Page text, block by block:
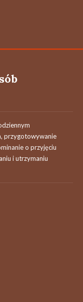
przygotowywanie
o przyjęciu
i utrzymaniu